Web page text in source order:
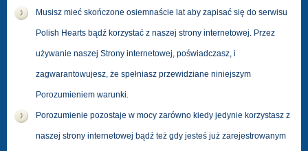
Musisz mieć skończone osiemnaście lat aby zapisać się do serwisu
Polish Hearts bądź korzystać z naszej strony internetowej. Przez
używanie naszej Strony internetowej, poświadczasz, i
zagwarantowujesz, że spełniasz przewidziane niniejszym
Porozumieniem warunki.
Porozumienie pozostaje w mocy zarówno kiedy jedynie korzystasz z
naszej strony internetowej bądź też gdy jesteś już zarejestrowanym